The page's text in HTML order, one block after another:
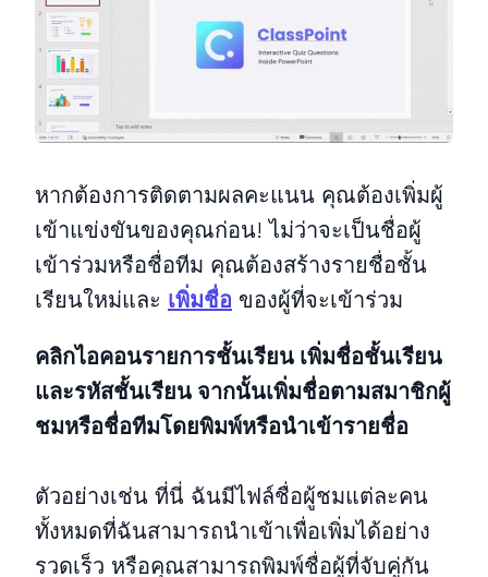
หากต้องการติดตามผลคะแนน คุณต้องเพิ่มผู้
เข้าแข่งขันของคุณก่อน! ไม่ว่าจะเป็นชื่อผู้
เข้าร่วมหรือชื่อทีม คุณต้องสร้างรายชื่อชั้น
เรียนใหม่และ เพิ่มชื่อ ของผู้ที่จะเข้าร่วม
คลิกไอคอนรายการชั้นเรียน เพิ่มชื่อชั้นเรียน
และรหัสชั้นเรียน จากนั้นเพิ่มชื่อตามสมาชิกผู้
ชมหรือชื่อทีมโดยพิมพ์หรือนำเข้ารายชื่อ
ตัวอย่างเช่น ที่นี่ ฉันมีไฟล์ชื่อผู้ชมแต่ละคน
ทั้งหมดที่ฉันสามารถนำเข้าเพื่อเพิ่มได้อย่าง
รวดเร็ว หรือคุณสามารถพิมพ์ชื่อผู้ที่จับคู่กัน